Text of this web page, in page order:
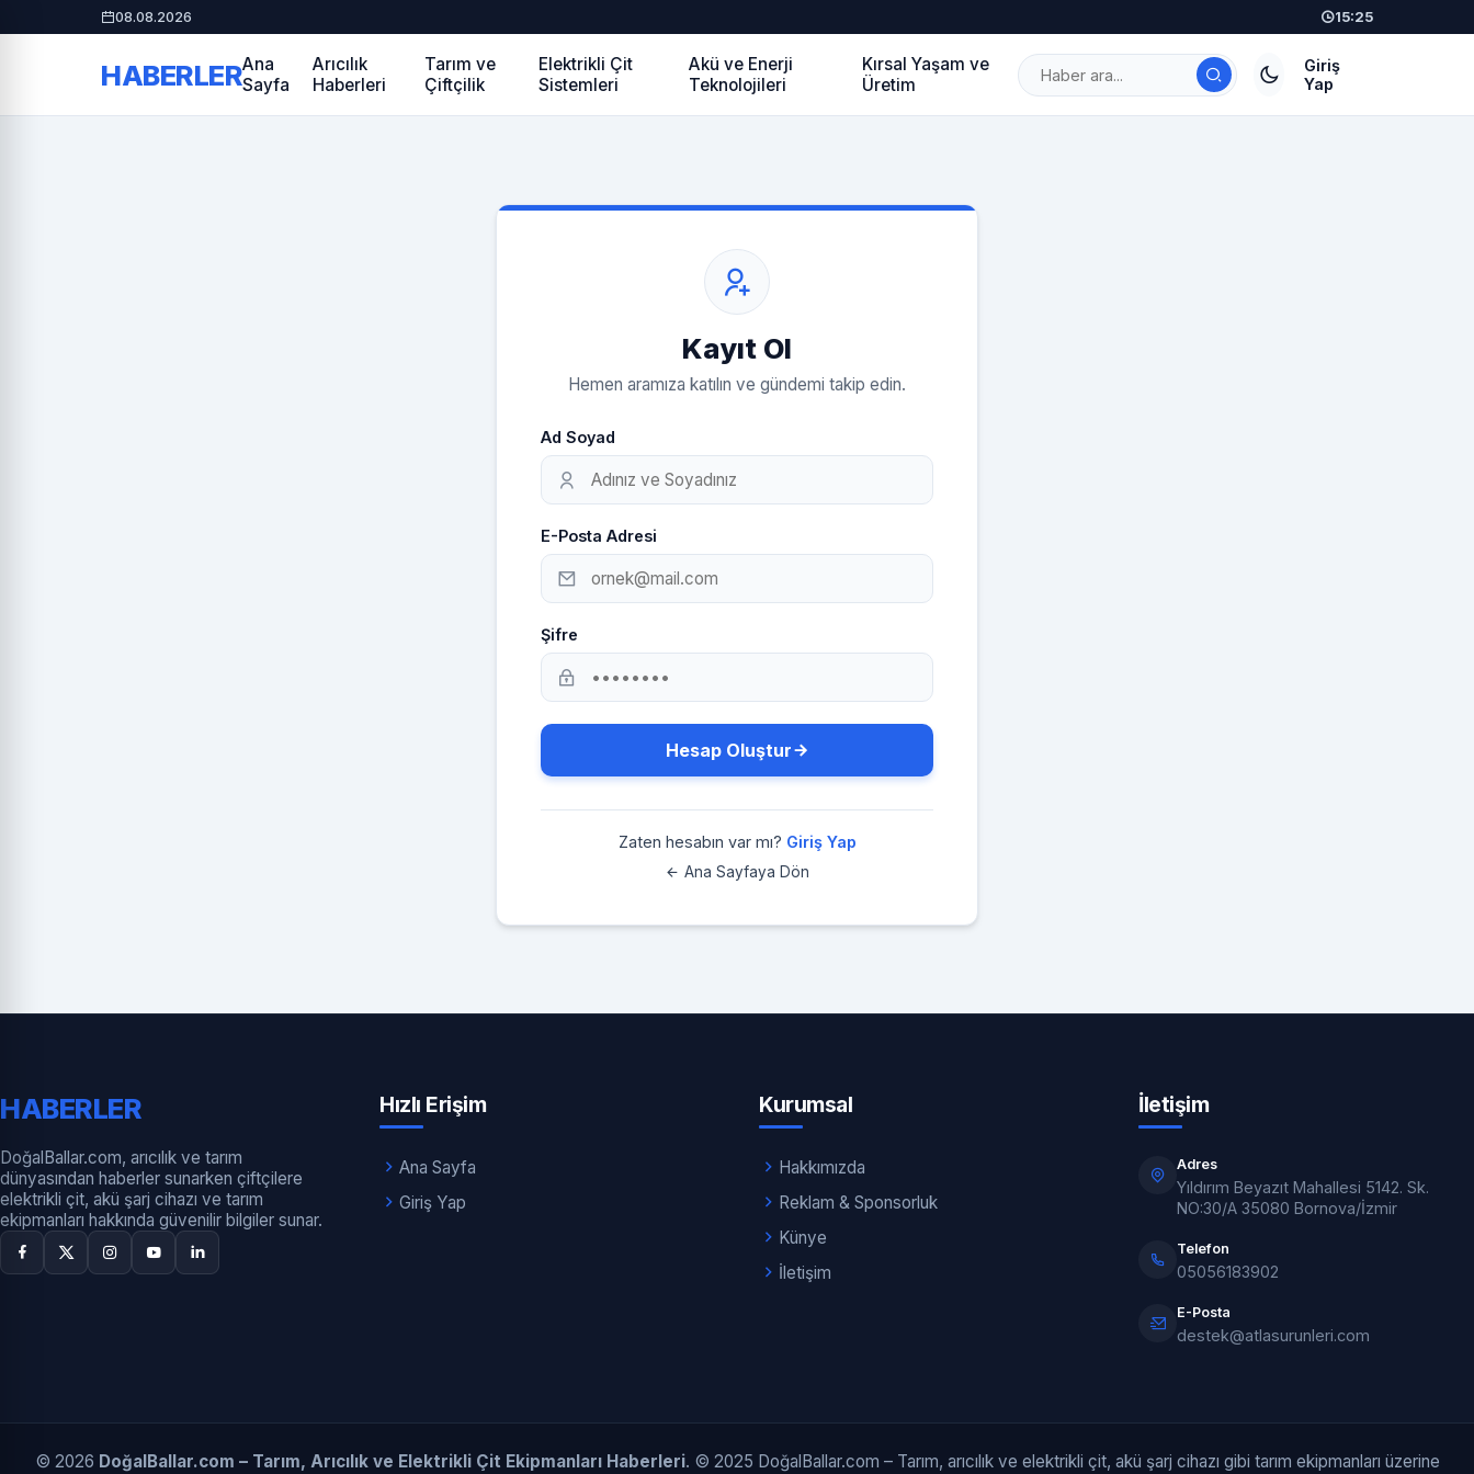
08.08.2026 15:25
HABERLERAna
Sayfa
Arıcılık
Haberleri
Tarım ve
Çiftçilik
Elektrikli Çit
Sistemleri
Akü ve Enerji
Teknolojileri
Kırsal Yaşam ve
Üretim
Giriş
Yap
Kayıt Ol
Hemen aramıza katılın ve gündemi takip edin.
Ad Soyad
E-Posta Adresi
Şifre
Hesap Oluştur
Zaten hesabın var mı? Giriş Yap
Ana Sayfaya Dön
HABERLER
DoğalBallar.com, arıcılık ve tarım
dünyasından haberler sunarken çiftçilere
elektrikli çit, akü şarj cihazı ve tarım
ekipmanları hakkında güvenilir bilgiler sunar.
Hızlı Erişim
Ana Sayfa
Giriş Yap
Kurumsal
Hakkımızda
Reklam & Sponsorluk
Künye
İletişim
İletişim
Adres
Yıldırım Beyazıt Mahallesi 5142. Sk.
NO:30/A 35080 Bornova/İzmir
Telefon
05056183902
E-Posta
destek@atlasurunleri.com
© 2026 DoğalBallar.com – Tarım, Arıcılık ve Elektrikli Çit Ekipmanları Haberleri. © 2025 DoğalBallar.com – Tarım, arıcılık ve elektrikli çit, akü şarj cihazı gibi tarım ekipmanları üzerine